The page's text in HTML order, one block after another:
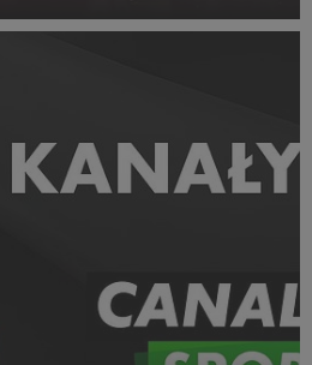
w CANAL+ SPORT 5